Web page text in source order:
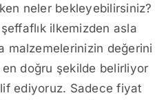
neler bekleyebilirsiniz?
ilkemizden asla
malzemelerinizin değerini
doğru şekilde belirliyor
ediyoruz. Sadece fiyat